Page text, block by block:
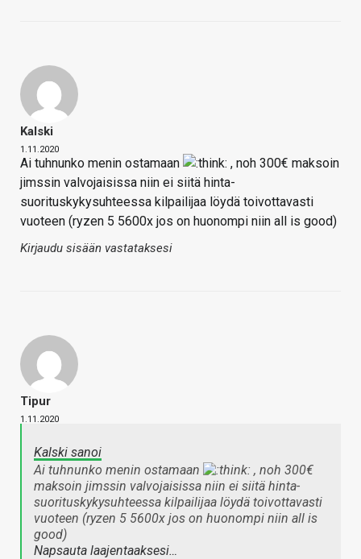
Kalski
1.11.2020
Ai tuhnunko menin ostamaan
, noh 300€ maksoin
jimssin valvojaisissa niin ei siitä hinta-
suorituskykysuhteessa kilpailijaa löydä toivottavasti
vuoteen (ryzen 5 5600x jos on huonompi niin all is good)
Kirjaudu sisään vastataksesi
Tipur
1.11.2020
Kalski sanoi
Ai tuhnunko menin ostamaan
, noh 300€
maksoin jimssin valvojaisissa niin ei siitä hinta-
suorituskykysuhteessa kilpailijaa löydä toivottavasti
vuoteen (ryzen 5 5600x jos on huonompi niin all is
good)
Napsauta laajentaaksesi…